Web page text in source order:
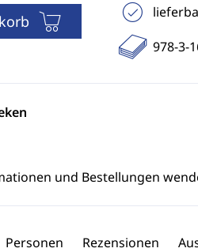
978-3-
und Bestellungen
Personen Rezensionen